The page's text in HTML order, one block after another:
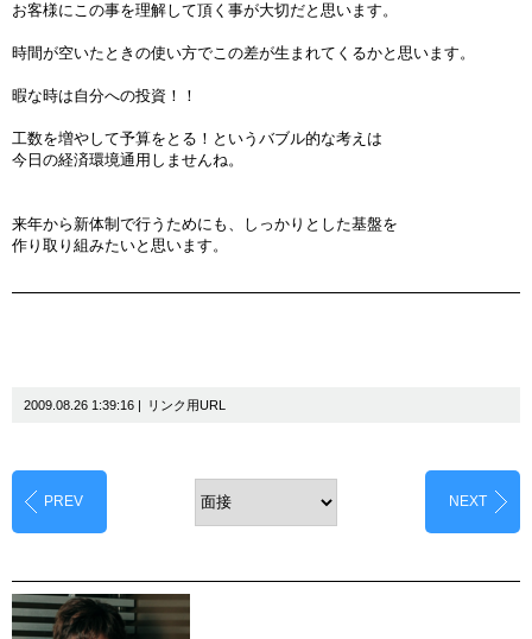
お客様にこの事を理解して頂く事が大切だと思います。
時間が空いたときの使い方でこの差が生まれてくるかと思います。
暇な時は自分への投資！！
工数を増やして予算をとる！というバブル的な考えは
今日の経済環境通用しませんね。
来年から新体制で行うためにも、しっかりとした基盤を
作り取り組みたいと思います。
2009.08.26 1:39:16 | リンク用URL
PREV NEXT